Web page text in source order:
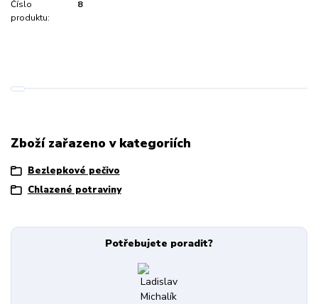
Číslo
produktu:
8
Zboží zařazeno v kategoriích
Bezlepkové pečivo
Chlazené potraviny
Potřebujete poradit?